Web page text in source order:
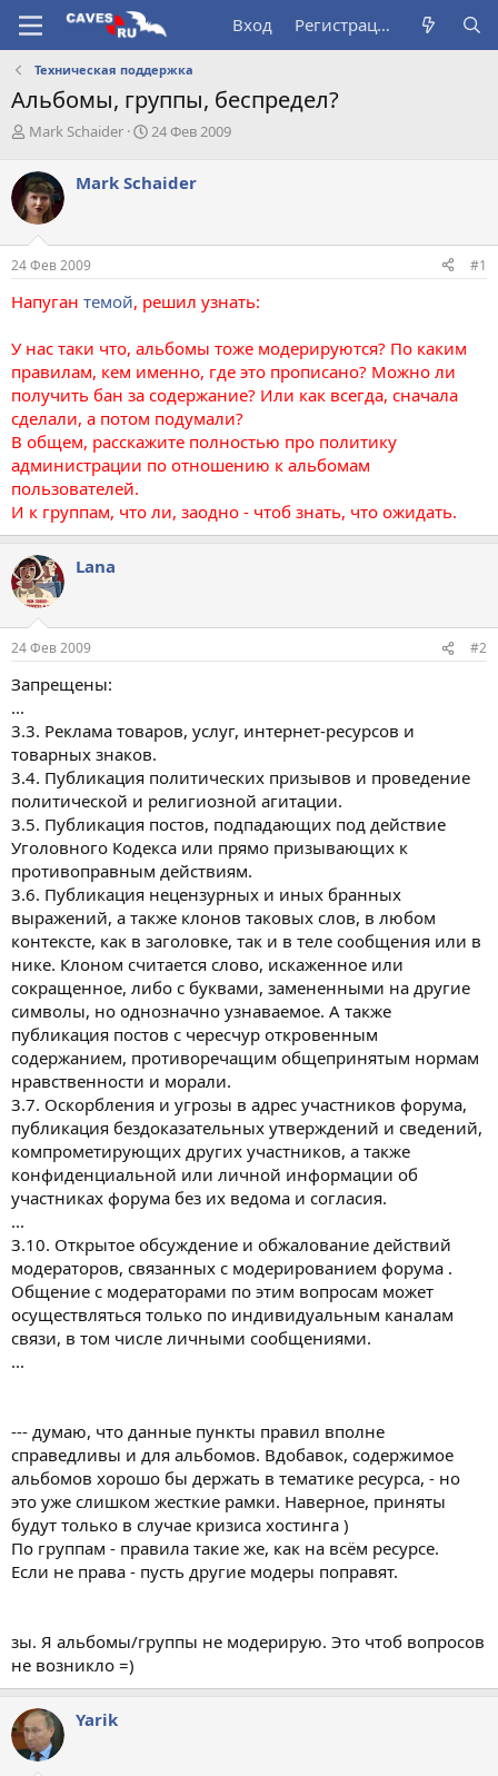
Вход Регистрация
Техническая поддержка
Альбомы, группы, беспредел?
А
т
о
р
т
е
м
Mark Schaider
Д
а
ч
а
24 Фев 2009
Mark Schaider
24 Фев 2009 #1
Напуган темой, решил узнать:
У нас таки что, альбомы тоже модерируются? По каким
правилам, кем именно, где это прописано? Можно ли
получить бан за содержание? Или как всегда, сначала
сделали, а потом подумали?
В общем, расскажите полностью про политику
администрации по отношению к альбомам
пользователей.
И к группам, что ли, заодно - чтоб знать, что ожидать.
Lana
24 Фев 2009 #2
Запрещены:
...
3.3. Реклама товаров, услуг, интернет-ресурсов и
товарных знаков.
3.4. Публикация политических призывов и проведение
политической и религиозной агитации.
3.5. Публикация постов, подпадающих под действие
Уголовного Кодекса или прямо призывающих к
противоправным действиям.
3.6. Публикация нецензурных и иных бранных
выражений, а также клонов таковых слов, в любом
контексте, как в заголовке, так и в теле сообщения или в
нике. Клоном считается слово, искаженное или
сокращенное, либо с буквами, замененными на другие
символы, но однозначно узнаваемое. А также
публикация постов с чересчур откровенным
содержанием, противоречащим общепринятым нормам
нравственности и морали.
3.7. Оскорбления и угрозы в адрес участников форума,
публикация бездоказательных утверждений и сведений,
компрометирующих других участников, а также
конфиденциальной или личной информации об
участниках форума без их ведома и согласия.
...
3.10. Открытое обсуждение и обжалование действий
модераторов, связанных с модерированием форума .
Общение с модераторами по этим вопросам может
осуществляться только по индивидуальным каналам
связи, в том числе личными сообщениями.
...
--- думаю, что данные пункты правил вполне
справедливы и для альбомов. Вдобавок, содержимое
альбомов хорошо бы держать в тематике ресурса, - но
это уже слишком жесткие рамки. Наверное, приняты
будут только в случае кризиса хостинга )
По группам - правила такие же, как на всём ресурсе.
Если не права - пусть другие модеры поправят.
зы. Я альбомы/группы не модерирую. Это чтоб вопросов
не возникло =)
Yarik